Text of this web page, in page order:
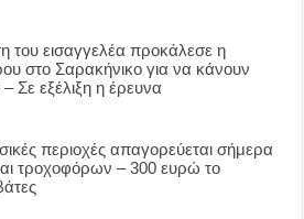
εισαγγελέα προκάλεσε η
στο Σαρακήνικο για να κάνουν
Σε εξέλιξη η έρευνα
περιοχές απαγορεύεται σήμερα
τροχοφόρων – 300 ευρώ το